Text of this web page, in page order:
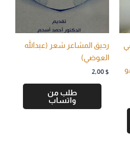
رحيق المشاعر شعر (عبدالله
العوضي)
2,00 $
طلب من
واتساب